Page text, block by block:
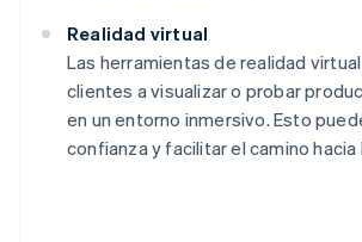
Realidad virtual
Las herramientas de realidad
clientes a visualizar o probar
en un entorno inmersivo. Esto
confianza y facilitar el camino hacia